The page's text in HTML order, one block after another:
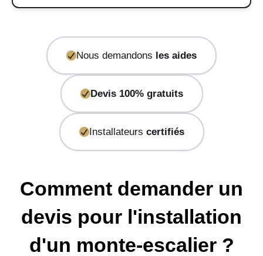
Nous demandons les aides
Devis 100% gratuits
Installateurs certifiés
Comment demander un
devis pour l'installation
d'un monte-escalier ?